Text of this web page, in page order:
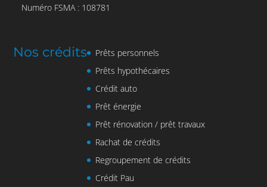
Numéro FSMA : 108781
Nos crédits
Prêts personnels
Prêts hypothécaires
Crédit auto
Prêt énergie
Prêt rénovation / prêt travaux
Rachat de crédits
Regroupement de crédits
Crédit Pau